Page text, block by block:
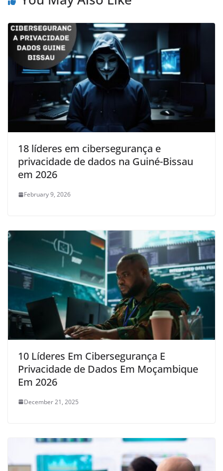
18 líderes em cibersegurança e
privacidade de dados na Guiné-Bissau
em 2026
February 9, 2026
10 Líderes Em Cibersegurança E
Privacidade de Dados Em Moçambique
Em 2026
December 21, 2025